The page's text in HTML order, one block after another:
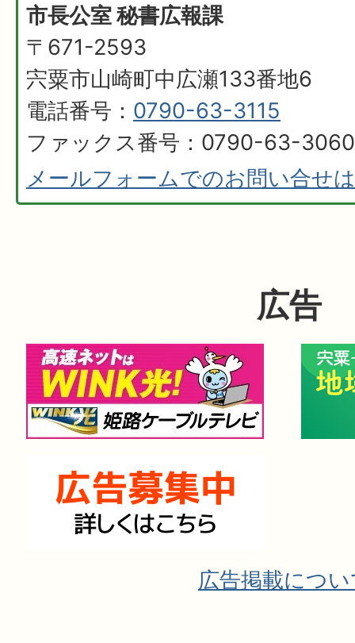
市長公室 秘書広報課
〒671-2593
宍粟市山崎町中広瀬133番地6
電話番号： 0790-63-3115
ファックス番号：0790-63-3060
メールフォームでのお問い合せ
広告
広告掲載につ